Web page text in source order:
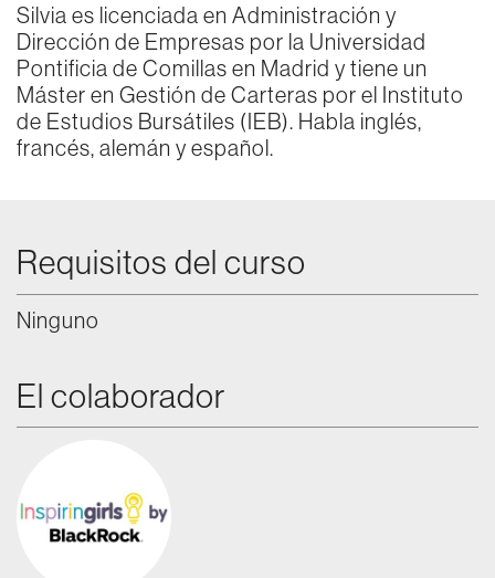
Silvia es licenciada en Administración y
Dirección de Empresas por la Universidad
Pontificia de Comillas en Madrid y tiene un
Máster en Gestión de Carteras por el Instituto
de Estudios Bursátiles (IEB). Habla inglés,
francés, alemán y español.
Requisitos del curso
Ninguno
El colaborador